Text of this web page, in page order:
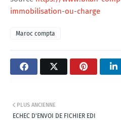
immobilisation-ou-charge
Maroc compta
PLUS ANCIENNE
ECHEC D'ENVOI DE FICHIER EDI